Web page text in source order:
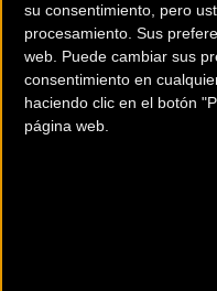
su consentimiento, pero
procesamiento. Sus
web. Puede cambiar sus
consentimiento en
haciendo clic en el botón
página web.
TRIATLÓN
ESPECIALES
MTB - FATBIKES
EBIKES - MTB DOBLES